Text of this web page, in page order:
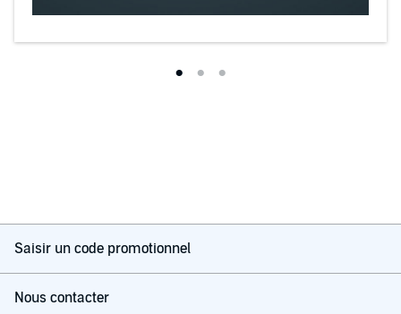
Saisir un code promotionnel
Nous contacter